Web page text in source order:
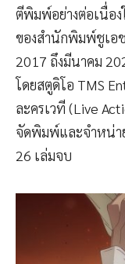
ตีพิมพ์อย่างต่อเนื่อง
ของสำนักพิมพ์ชูเอ
2017 ถึงมีนาคม
โดยสตูดิโอ TMS
ละครเวที (Live
จัดพิมพ์และจำหน่า
26 เล่มจบ